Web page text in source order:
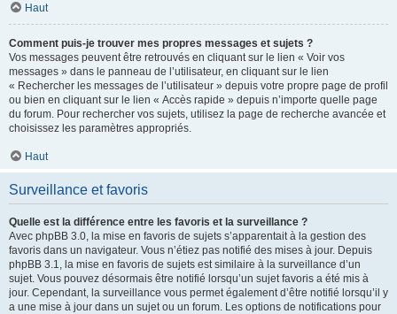
Haut
Comment puis-je trouver mes propres messages et sujets ?
Vos messages peuvent être retrouvés en cliquant sur le lien « Voir vos
messages » dans le panneau de l’utilisateur, en cliquant sur le lien
« Rechercher les messages de l’utilisateur » depuis votre propre page de profil
ou bien en cliquant sur le lien « Accès rapide » depuis n’importe quelle page
du forum. Pour rechercher vos sujets, utilisez la page de recherche avancée et
choisissez les paramètres appropriés.
Haut
Surveillance et favoris
Quelle est la différence entre les favoris et la surveillance ?
Avec phpBB 3.0, la mise en favoris de sujets s’apparentait à la gestion des
favoris dans un navigateur. Vous n’étiez pas notifié des mises à jour. Depuis
phpBB 3.1, la mise en favoris de sujets est similaire à la surveillance d’un
sujet. Vous pouvez désormais être notifié lorsqu’un sujet favoris a été mis à
jour. Cependant, la surveillance vous permet également d’être notifié lorsqu’il y
a une mise à jour dans un sujet ou un forum. Les options de notifications pour